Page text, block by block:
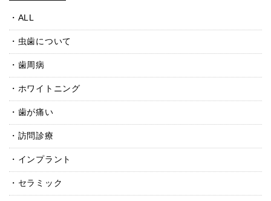
ALL
虫歯について
歯周病
ホワイトニング
歯が痛い
訪問診療
インプラント
セラミック